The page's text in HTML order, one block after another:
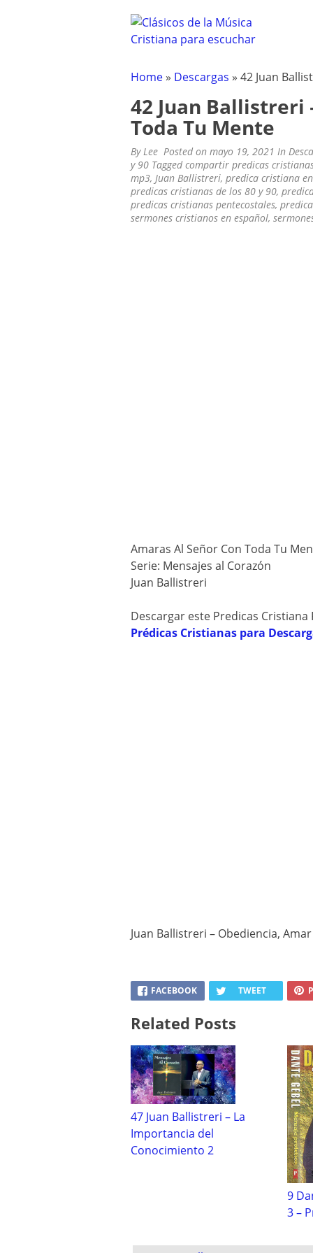
CLÁSICOS DE LA
Clásicos de la Música Cristiana
Home » Descargas » 42 Juan
42 Juan Ballistreri
Toda Tu Mente
ByLee Posted on mayo 19, 2021 In
y 90 Taggedcompartir predicas
mp3, Juan Ballistreri, predica cristiana
predicas cristianas de los 80 y 90,
predicas cristianas pentecostales,
sermones cristianos en español,
Amaras Al Señor Con Toda Tu
Serie: Mensajes al Corazón
Juan Ballistreri
Descargar este Predicas Cristiana
Prédicas Cristianas para
Juan Ballistreri – Obediencia,
FACEBOOK TWEET
Related Posts
47 Juan Ballistreri – La
Importancia del
Conocimiento 2
9
3 –